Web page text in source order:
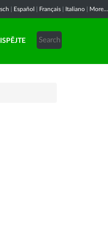
Español Français Italiano More...